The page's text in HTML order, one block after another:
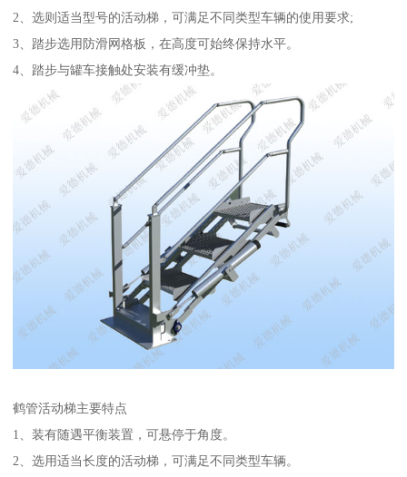
2、选则适当型号的活动梯，可满足不同类型车辆的使用要求;
3、踏步选用防滑网格板，在高度可始终保持水平。
4、踏步与罐车接触处安装有缓冲垫。
鹤管活动梯主要特点
1、装有随遇平衡装置，可悬停于角度。
2、选用适当长度的活动梯，可满足不同类型车辆。